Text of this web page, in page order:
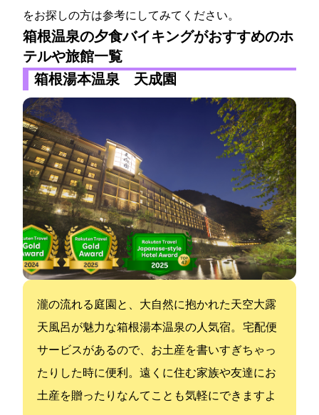
をお探しの方は参考にしてみてください。
箱根温泉の夕食バイキングがおすすめのホ
テルや旅館一覧
箱根湯本温泉 天成園
瀧の流れる庭園と、大自然に抱かれた天空大露
天風呂が魅力な箱根湯本温泉の人気宿。 宅配便
サービスがあるので、お土産を書いすぎちゃっ
たりした時に便利。遠くに住む家族や友達にお
土産を贈ったりなんてことも気軽にできますよ